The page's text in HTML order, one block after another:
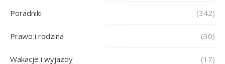
Poradniki (342)
Prawo i rodzina (30)
Wakacje i wyjazdy (17)